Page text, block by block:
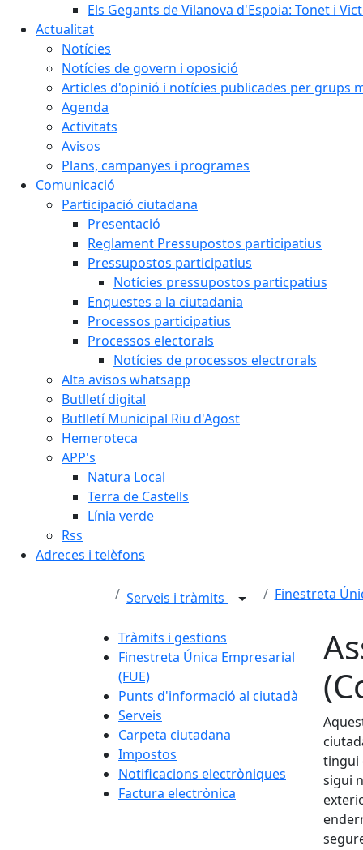
Els Gegants de Vilanova d'Espoia: Tonet i
Actualitat
Notícies
Notícies de govern i oposició
Articles d'opinió i notícies publicades per grups
Agenda
Activitats
Avisos
Plans, campanyes i programes
Comunicació
Participació ciutadana
Presentació
Reglament Pressupostos participatius
Pressupostos participatius
Notícies pressupostos particpatius
Enquestes a la ciutadania
Processos participatius
Processos electorals
Notícies de processos electrorals
Alta avisos whatsapp
Butlletí digital
Butlletí Municipal Riu d'Agost
Hemeroteca
APP's
Natura Local
Terra de Castells
Línia verde
Rss
Adreces i telèfons
Serveis i tràmits Finestreta
Tràmits i gestions
Finestreta Única Empresarial
(FUE)
Punts d'informació al ciutadà
Serveis
Carpeta ciutadana
Impostos
Notificacions electròniques
Factura electrònica
tingui
sigui